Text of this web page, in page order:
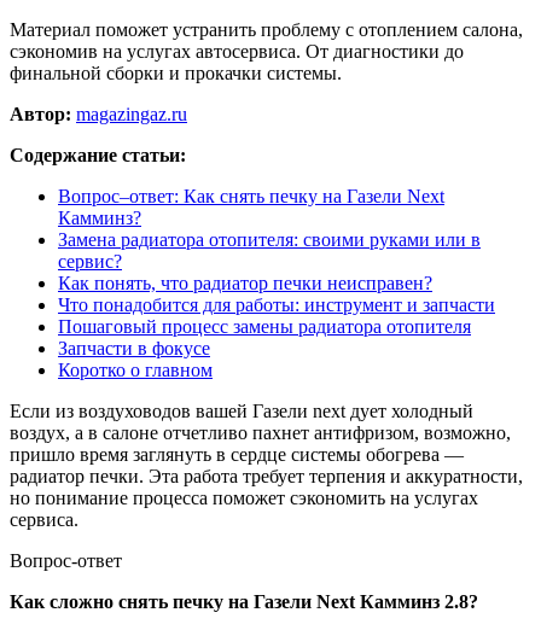
Материал поможет устранить проблему с отоплением салона,
сэкономив на услугах автосервиса. От диагностики до
финальной сборки и прокачки системы.
Автор: magazingaz.ru
Содержание статьи:
Вопрос–ответ: Как снять печку на Газели Next
Камминз?
Замена радиатора отопителя: своими руками или в
сервис?
Как понять, что радиатор печки неисправен?
Что понадобится для работы: инструмент и запчасти
Пошаговый процесс замены радиатора отопителя
Запчасти в фокусе
Коротко о главном
Если из воздуховодов вашей Газели next дует холодный
воздух, а в салоне отчетливо пахнет антифризом, возможно,
пришло время заглянуть в сердце системы обогрева —
радиатор печки. Эта работа требует терпения и аккуратности,
но понимание процесса поможет сэкономить на услугах
сервиса.
Вопрос-ответ
Как сложно снять печку на Газели Next Камминз 2.8?